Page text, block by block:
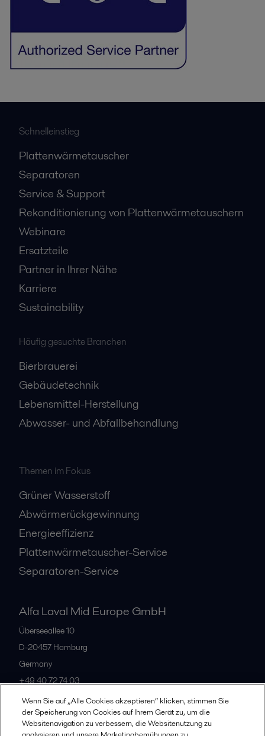
Schnelleinstieg
Plattenwärmetauscher
Separatoren
Service & Support
Rekonditionierung von Plattenwärmetauschern
Webinare
Ersatzteile
Partner in Ihrer Nähe
Karriere
Sustainability
Häufig gesuchte Branchen
Bierbrauerei
Gebäudetechnik
Lebensmittel-Herstellung
Abwasser- und Abfallbehandlung
Themen im Fokus
Grüner Wasserstoff
Abwärmerückgewinnung
Energieeffizienz
Plattenwärmetauscher-Service
Separatoren-Service
Alfa Laval Mid Europe GmbH
Überseeallee 10
D-20457 Hamburg
Germany
+49 40 72 74 03
Alle Büros
Wenn Sie auf „Alle Cookies akzeptieren“ klicken, stimmen Sie
der Speicherung von Cookies auf Ihrem Gerät zu, um die
Websitenavigation zu verbessern, die Websitenutzung zu